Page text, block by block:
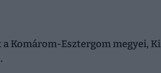
Komárom-Esztergom megyei,